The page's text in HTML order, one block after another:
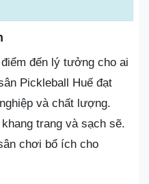
đến lý tưởng cho ai
Pickleball Huế đạt
và chất lượng.
trang và sạch sẽ.
chơi bổ ích cho